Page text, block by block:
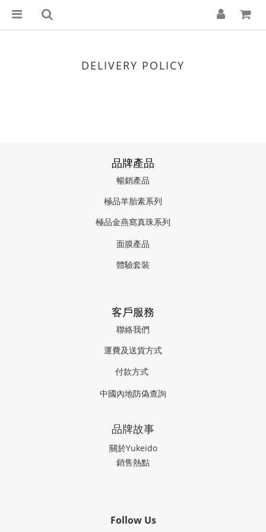
DELIVERY POLICY
品牌產品
暢銷產品
極品羊胎素系列
極品金燕窩真珠系列
面膜產品
體驗套裝
客戶服務
聯絡我們
運費及送貨方式
付款方式
中國內地防偽查詢
品牌故事
關於Yukeido
銷售熱點
Follow Us